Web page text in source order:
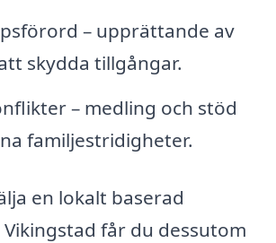
– upprättande av
skydda tillgångar.
– medling och stöd
familjestridigheter.
en lokalt baserad
får du dessutom